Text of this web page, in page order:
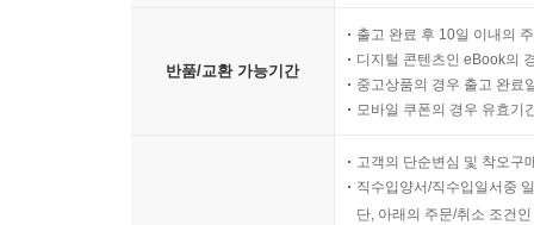
반품/교환 가능기간
출고 완료 후 10일 이내의
디지털 콘텐츠인 eBook의
중고상품의 경우 출고 완료
모바일 쿠폰의 경우 유효기
고객의 단순변심 및 착오구
직수입양서/직수입일서중
단, 아래의 주문/취소 조건